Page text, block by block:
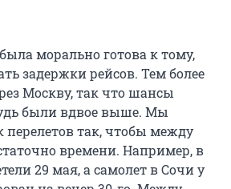
морально готова к тому,
задержки рейсов. Тем более
Москву, так что шансы
были вдвое выше. Мы
перелетов так, чтобы между
времени. Например, в
29 мая, а самолет в Сочи у